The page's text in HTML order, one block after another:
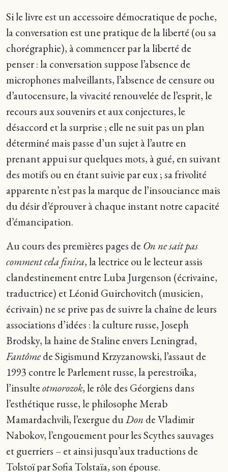
Si le livre est un accessoire démocratique de poche,
la conversation est une pratique de la liberté (ou sa
chorégraphie), à commencer par la liberté de
penser : la conversation suppose l’absence de
microphones malveillants, l’absence de censure ou
d’autocensure, la vivacité renouvelée de l’esprit, le
recours aux souvenirs et aux conjectures, le
désaccord et la surprise ; elle ne suit pas un plan
déterminé mais passe d’un sujet à l’autre en
prenant appui sur quelques mots, à gué, en suivant
des motifs ou en étant suivie par eux ; sa frivolité
apparente n’est pas la marque de l’insouciance mais
du désir d’éprouver à chaque instant notre capacité
d’émancipation.
Au cours des premières pages de On ne sait pas
comment cela finira, la lectrice ou le lecteur assis
clandestinement entre Luba Jurgenson (écrivaine,
traductrice) et Léonid Guirchovitch (musicien,
écrivain) ne se prive pas de suivre la chaîne de leurs
associations d’idées : la culture russe, Joseph
Brodsky, la haine de Staline envers Leningrad,
Fantômede Sigismund Krzyzanowski, l’assaut de
1993 contre le Parlement russe, la perestroïka,
l’insulteotmorozok, le rôle des Géorgiens dans
l’esthétique russe, le philosophe Merab
Mamardachvili, l’exergue duDon de Vladimir
Nabokov, l’engouement pour les Scythes sauvages
et guerriers – et ainsi jusqu’aux traductions de
Tolstoï par Sofia Tolstaïa, son épouse.